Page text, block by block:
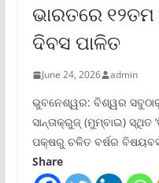
ଭାରତରେ ୧୨ତମ
ଦିବସ ପାଳିତ
June 24, 2026 admin
ଭୁବନେଶ୍ୱର: ବିଶ୍ୱର
ସାନ୍ତାକ୍ରୁଜ୍ (ମୁମ୍ବାଇ)
ପକ୍ଷରୁ ଚଳିତ ବର୍ଷର
Share